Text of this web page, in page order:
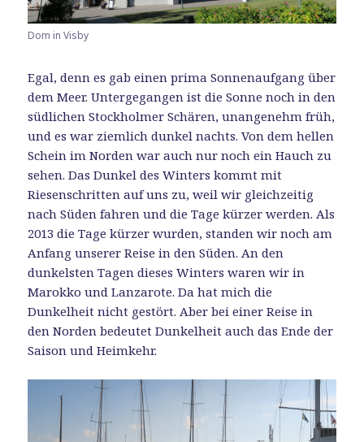
Dom in Visby
Egal, denn es gab einen prima Sonnenaufgang über
dem Meer. Untergegangen ist die Sonne noch in den
südlichen Stockholmer Schären, unangenehm früh,
und es war ziemlich dunkel nachts. Von dem hellen
Schein im Norden war auch nur noch ein Hauch zu
sehen. Das Dunkel des Winters kommt mit
Riesenschritten auf uns zu, weil wir gleichzeitig
nach Süden fahren und die Tage kürzer werden. Als
2013 die Tage kürzer wurden, standen wir noch am
Anfang unserer Reise in den Süden. An den
dunkelsten Tagen dieses Winters waren wir in
Marokko und Lanzarote. Da hat mich die
Dunkelheit nicht gestört. Aber bei einer Reise in
den Norden bedeutet Dunkelheit auch das Ende der
Saison und Heimkehr.